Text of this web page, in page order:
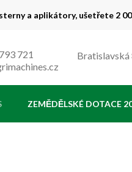
a aplikátory, ušetřete 2
721
ZEMĚDĚLSKÉ DOTACE